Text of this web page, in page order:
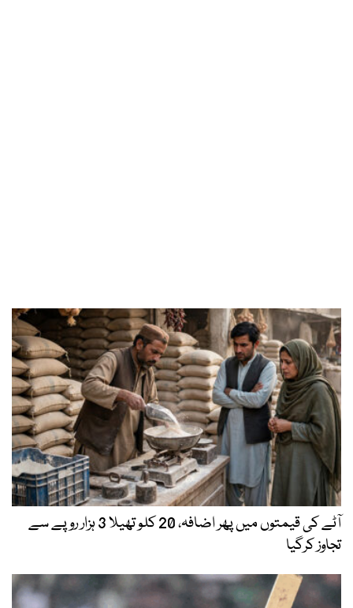
آٹے کی قیمتوں میں پھر اضافہ، 20 کلو تھیلا 3 ہزار روپے سے
تجاوز کرگیا